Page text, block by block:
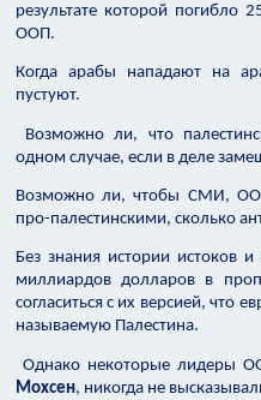
результате которой погибло
ООП.
Когда арабы нападают на
пустуют.
Возможно ли, что
одном случае, если в деле
Возможно ли, чтобы СМИ,
про-палестинскими, сколько
Без знания истории истоков и
миллиардов долларов в
согласиться с их версией, что
называемую Палестина.
Однако некоторые лидеры
Мохсен, никогда не